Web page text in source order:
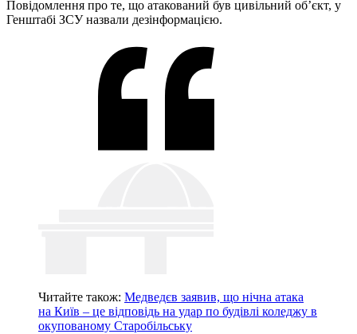
Повідомлення про те, що атакований був цивільний об’єкт, у
Генштабі ЗСУ назвали дезінформацією.
Читайте також: Медведєв заявив, що нічна атака
на Київ – це відповідь на удар по будівлі коледжу в
окупованому Старобільську